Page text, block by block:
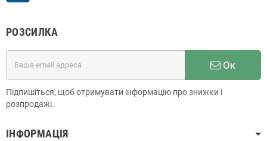
РОЗСИЛКА
Ок
Підпишіться, щоб отримувати інформацію про знижки і
розпродажі.
ІНФОРМАЦІЯ